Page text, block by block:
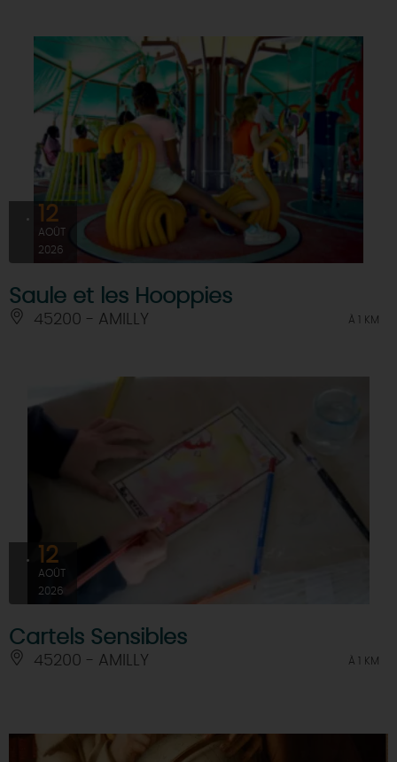
12
AOÛT
2026
Saule et les Hooppies
45200 - AMILLY À 1 KM
12
AOÛT
2026
Cartels Sensibles
45200 - AMILLY À 1 KM